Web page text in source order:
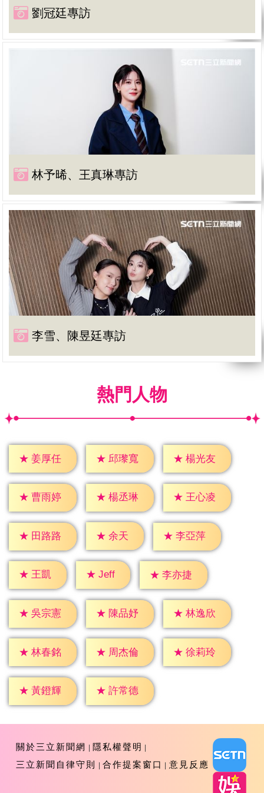
劉冠廷專訪
林予晞、王真琳專訪
李雪、陳昱廷專訪
熱門人物
★ 姜厚任 ★ 邱瓈寬 ★ 楊光友
★ 曹雨婷 ★ 楊丞琳 ★ 王心凌
★ 田路路 ★ 余天 ★ 李亞萍
★ 王凱 ★ Jeff ★ 李亦捷
★ 吳宗憲 ★ 陳品妤 ★ 林逸欣
★ 林春銘 ★ 周杰倫 ★ 徐莉玲
★ 黃鐙輝 ★ 許常德
關於三立新聞網
隱私權聲明
三立新聞自律守則
合作提案窗口 意見反應